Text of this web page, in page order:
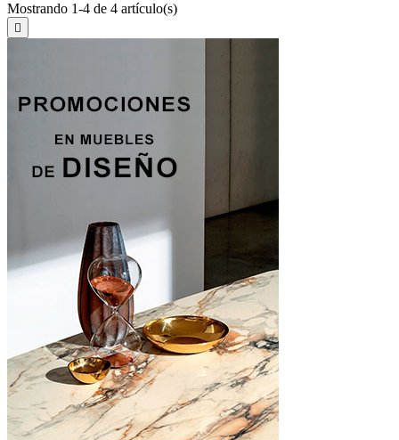
Mostrando 1-4 de 4 artículo(s)
